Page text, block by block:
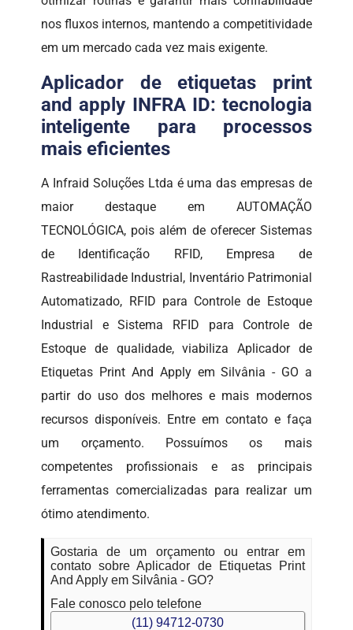
nos fluxos internos, mantendo a competitividade
em um mercado cada vez mais exigente.
Aplicador de etiquetas print
and apply INFRA ID: tecnologia
inteligente para processos
mais eficientes
A Infraid Soluções Ltda é uma das empresas de
maior destaque em AUTOMAÇÃO
TECNOLÓGICA, pois além de oferecer Sistemas
de Identificação RFID, Empresa de
Rastreabilidade Industrial, Inventário Patrimonial
Automatizado, RFID para Controle de Estoque
Industrial e Sistema RFID para Controle de
Estoque de qualidade, viabiliza Aplicador de
Etiquetas Print And Apply em Silvânia - GO a
partir do uso dos melhores e mais modernos
recursos disponíveis. Entre em contato e faça
um orçamento. Possuímos os mais
competentes profissionais e as principais
ferramentas comercializadas para realizar um
ótimo atendimento.
Gostaria de um orçamento ou entrar em
contato sobre Aplicador de Etiquetas Print
And Apply em Silvânia - GO?
Fale conosco pelo telefone
(11) 94712-0730